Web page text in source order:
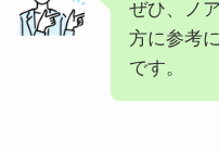
ぜひ、ノ
方に参考
です。